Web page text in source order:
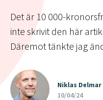
Det är 10 000-
inte skrivit den här
Däremot tänkte jag
Niklas Delmar
10/04/24